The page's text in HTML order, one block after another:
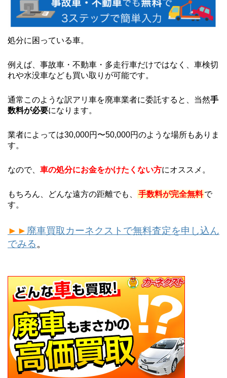
処分に困っている車。
例えば、事故車・不動車・多走行車だけではなく、車検切
れや水没車なども買い取りが可能です。
通常このような訳アリ車を廃車業者に委託すると、当然手
数料が必要になります。
業者によっては30,000円〜50,000円のような場所もありま
す。
なので、 車の処分にお金をかけたくない方にオススメ。
もちろん、どんな遠方の距離でも、 手数料が完全無料で
す。
►► 廃車買取カーネクストで無料査定を申し込ん
でみる。